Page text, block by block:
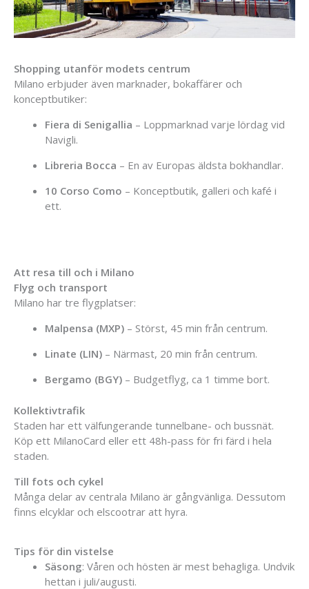
Shopping utanför modets centrum
Milano erbjuder även marknader, bokaffärer och
konceptbutiker:
Fiera di Senigallia – Loppmarknad varje lördag vid
Navigli.
Libreria Bocca – En av Europas äldsta bokhandlar.
10 Corso Como – Konceptbutik, galleri och kafé i
ett.
Att resa till och i Milano
Flyg och transport
Milano har tre flygplatser:
Malpensa (MXP) – Störst, 45 min från centrum.
Linate (LIN) – Närmast, 20 min från centrum.
Bergamo (BGY) – Budgetflyg, ca 1 timme bort.
Kollektivtrafik
Staden har ett välfungerande tunnelbane- och bussnät.
Köp ett MilanoCard eller ett 48h-pass för fri färd i hela
staden.
Till fots och cykel
Många delar av centrala Milano är gångvänliga. Dessutom
finns elcyklar och elscootrar att hyra.
Tips för din vistelse
Säsong: Våren och hösten är mest behagliga. Undvik
hettan i juli/augusti.